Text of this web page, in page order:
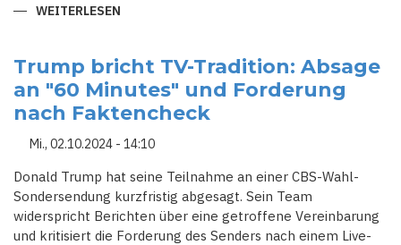
WEITERLESEN
WAS
EIN
ERNEUTER
TRUMP-
SIEG
FÜR
DIE
SICHERHEITSSTRATEGIE
Trump bricht TV-Tradition: Absage
an "60 Minutes" und Forderung
nach Faktencheck
Mi., 02.10.2024 - 14:10
Donald Trump hat seine Teilnahme an einer CBS-Wahl-
Sondersendung kurzfristig abgesagt. Sein Team
widerspricht Berichten über eine getroffene Vereinbarung
und kritisiert die Forderung des Senders nach einem Live-